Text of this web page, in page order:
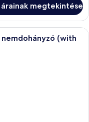
megtekintése
szoba, amelyben egy
(with